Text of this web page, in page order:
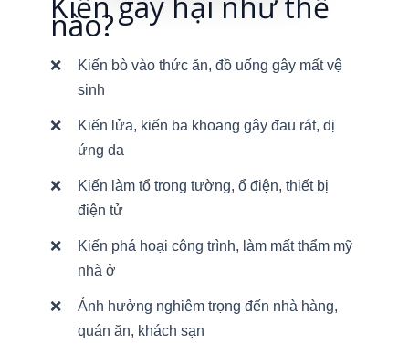
nào?
Kiến bò vào thức ăn, đồ uống gây mất vệ
sinh
Kiến lửa, kiến ba khoang gây đau rát, dị
ứng da
Kiến làm tổ trong tường, ổ điện, thiết bị
điện tử
Kiến phá hoại công trình, làm mất thẩm mỹ
nhà ở
Ảnh hưởng nghiêm trọng đến nhà hàng,
quán ăn, khách sạn